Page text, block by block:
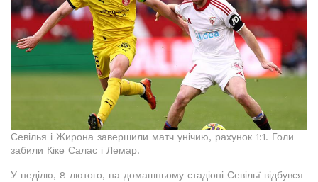
Севілья і Жирона завершили матч унічию, рахунок 1:1. Голи
забили Кіке Салас і Лемар.
У неділю, 8 лютого, на домашньому стадіоні Севільї відбувся